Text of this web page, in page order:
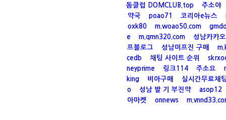
돔클럽 DOMCLUB.top
주소야
약국
poao71 코리아e뉴스
oxk80
m.woao50.com
e
m.qmn320.com
성남카카
프블로그
성남미프진 구매
cedb
채팅 사이트 순위
neyprime
링크114 주소요
king
비아구매
실시간무료채
o
성남 발 기 부진약
asop12
아마켓
onnews